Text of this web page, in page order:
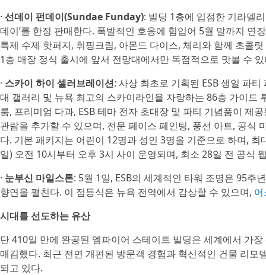
· 선데이 펀데이(Sundae Funday): 빌딩 1층에 입점한 기라델
데이’를 한정 판매한다. 폭발적인 호응에 힘입어 5월 말까지
특제 수제 핫퍼지, 휘핑크림, 아몬드 다이스, 체리와 함께 초콜
1층 매장 정식 출시에 앞서 전망대에서만 독점적으로 맛볼 수
· 스카이 하이 셀러브레이션: 사상 최초로 기획된 ESB 생일 파
대 갤러리 및 뉴욕 최고의 스카이라인을 자랑하는 86층 가이드
룸, 프리미엄 다과, ESB 테마 전자 초대장 및 파티 기념품이 제
관람을 추가할 수 있으며, 전문 페이스 페인팅, 풍선 아트, 공식
다. 기본 패키지는 어린이 12명과 성인 3명을 기준으로 하며,
일) 오전 10시부터 오후 3시 사이 운영되며, 최소 28일 전 공식
· 눈부신 마일스톤: 5월 1일, ESB의 세계적인 타워 조명은 95주
향연을 펼친다. 이 점등식은 뉴욕 전역에서 감상할 수 있으며,
시대를 선도하는 유산
단 410일 만에 완공된 엠파이어 스테이트 빌딩은 세계에서 가
매김했다. 최근 전면 개편된 방문객 경험과 혁신적인 건물 리
되고 있다.